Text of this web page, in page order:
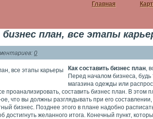
Главная
план, все этапы
0
Как составить бизнес план,
Перед началом бизнеса, будь
магазина одежды или
проанализировать, составить бизнес план. В этом
что вы должны разглядывать при его
бизнес. Позднее этого в плане надобно
достигнуть желанного итога. Конечный пункт,